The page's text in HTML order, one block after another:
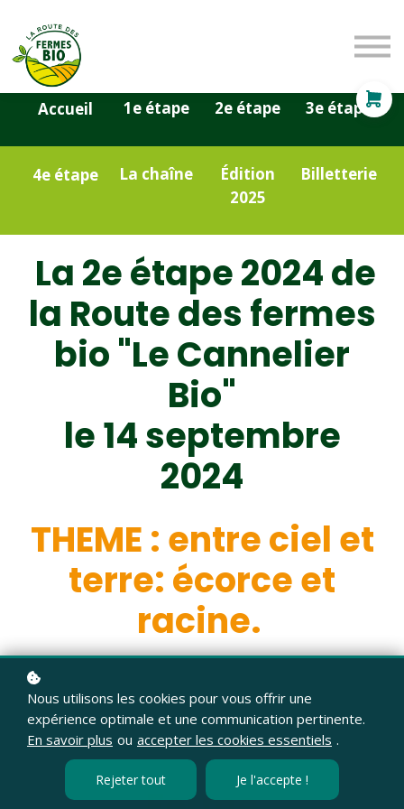
Se connecter
S'inscrire
Accueil 1e étape 2e étape 3e étape
4e étape La chaîne
Édition
2025
Billetterie
La 2e étape 2024 de
la Route des fermes
bio "Le Cannelier
Bio"
le 14 septembre
2024
THEME : entre ciel et
terre: écorce et
racine.
Nous utilisons les cookies pour vous offrir une
expérience optimale et une communication pertinente.
En savoir plus ou accepter les cookies essentiels .
Rejeter tout Je l'accepte !